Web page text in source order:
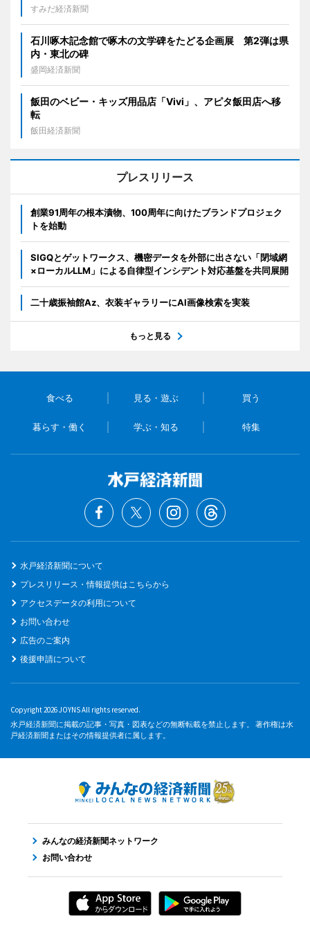
すみだ経済新聞
石川啄木記念館で啄木の文学碑をたどる企画展 第2弾は県
内・東北の碑
盛岡経済新聞
飯田のベビー・キッズ用品店「Vivi」、アピタ飯田店へ移
転
飯田経済新聞
プレスリリース
創業91周年の根本漬物、100周年に向けたブランドプロジェク
トを始動
SIGQとゲットワークス、機密データを外部に出さない「閉域網
×ローカルLLM」による自律型インシデント対応基盤を共同展開
二十歳振袖館Az、衣装ギャラリーにAI画像検索を実装
もっと見る
食べる 見る・遊ぶ 買う
暮らす・働く 学ぶ・知る 特集
水戸経済新聞について
プレスリリース・情報提供はこちらから
アクセスデータの利用について
お問い合わせ
広告のご案内
後援申請について
Copyright 2026 JOYNS All rights reserved.
水戸経済新聞に掲載の記事・写真・図表などの無断転載を禁止します。 著作権は水
戸経済新聞またはその情報提供者に属します。
みんなの経済新聞ネットワーク
お問い合わせ